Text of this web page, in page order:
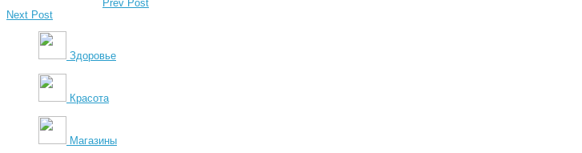
Prev Post
Next Post
Здоровье
Красота
Магазины